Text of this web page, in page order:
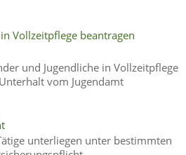
Vollzeitpflege beantragen
und Jugendliche in Vollzeitpflege
vom Jugendamt
unterliegen unter bestimmten